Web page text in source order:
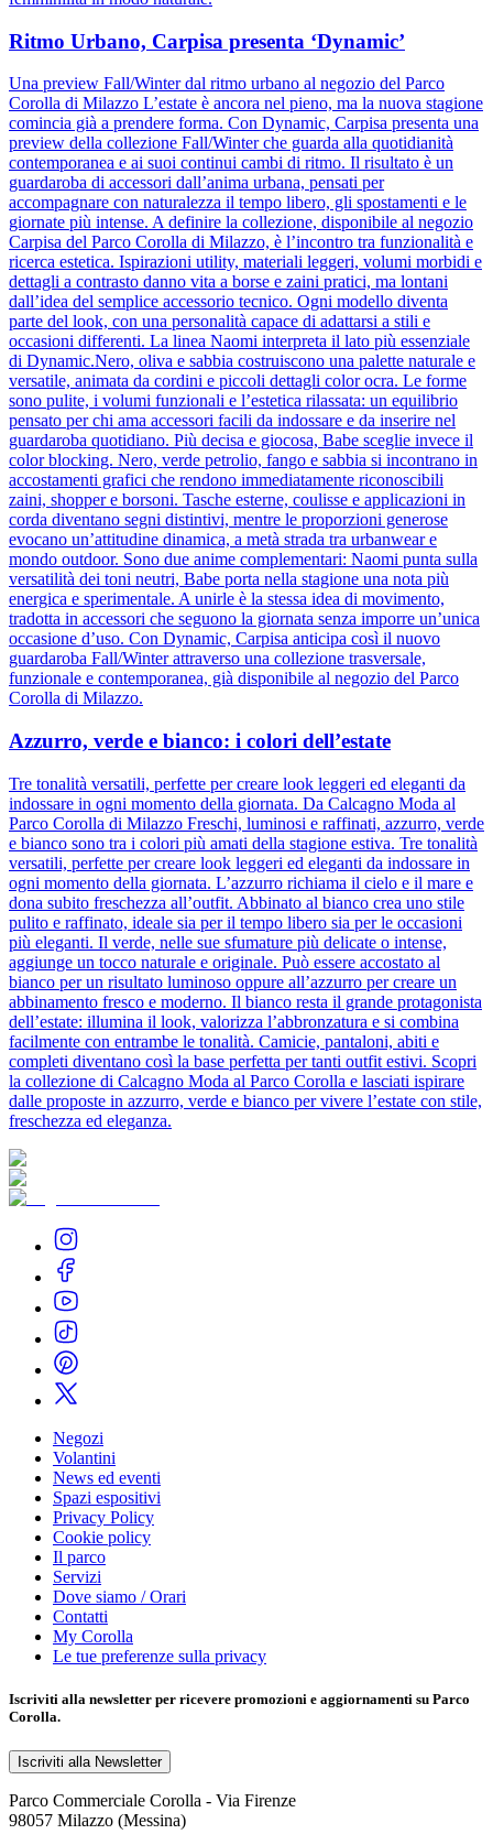
Ritmo Urbano, Carpisa presenta ‘Dynamic’
Una preview Fall/Winter dal ritmo urbano al negozio del Parco
Corolla di Milazzo L’estate è ancora nel pieno, ma la nuova stagione
comincia già a prendere forma. Con Dynamic, Carpisa presenta una
preview della collezione Fall/Winter che guarda alla quotidianità
contemporanea e ai suoi continui cambi di ritmo. Il risultato è un
guardaroba di accessori dall’anima urbana, pensati per
accompagnare con naturalezza il tempo libero, gli spostamenti e le
giornate più intense. A definire la collezione, disponibile al negozio
Carpisa del Parco Corolla di Milazzo, è l’incontro tra funzionalità e
ricerca estetica. Ispirazioni utility, materiali leggeri, volumi morbidi e
dettagli a contrasto danno vita a borse e zaini pratici, ma lontani
dall’idea del semplice accessorio tecnico. Ogni modello diventa
parte del look, con una personalità capace di adattarsi a stili e
occasioni differenti. La linea Naomi interpreta il lato più essenziale
di Dynamic.Nero, oliva e sabbia costruiscono una palette naturale e
versatile, animata da cordini e piccoli dettagli color ocra. Le forme
sono pulite, i volumi funzionali e l’estetica rilassata: un equilibrio
pensato per chi ama accessori facili da indossare e da inserire nel
guardaroba quotidiano. Più decisa e giocosa, Babe sceglie invece il
color blocking. Nero, verde petrolio, fango e sabbia si incontrano in
accostamenti grafici che rendono immediatamente riconoscibili
zaini, shopper e borsoni. Tasche esterne, coulisse e applicazioni in
corda diventano segni distintivi, mentre le proporzioni generose
evocano un’attitudine dinamica, a metà strada tra urbanwear e
mondo outdoor. Sono due anime complementari: Naomi punta sulla
versatilità dei toni neutri, Babe porta nella stagione una nota più
energica e sperimentale. A unirle è la stessa idea di movimento,
tradotta in accessori che seguono la giornata senza imporre un’unica
occasione d’uso. Con Dynamic, Carpisa anticipa così il nuovo
guardaroba Fall/Winter attraverso una collezione trasversale,
funzionale e contemporanea, già disponibile al negozio del Parco
Corolla di Milazzo.
Azzurro, verde e bianco: i colori dell’estate
Tre tonalità versatili, perfette per creare look leggeri ed eleganti da
indossare in ogni momento della giornata. Da Calcagno Moda al
Parco Corolla di Milazzo Freschi, luminosi e raffinati, azzurro, verde
e bianco sono tra i colori più amati della stagione estiva. Tre tonalità
versatili, perfette per creare look leggeri ed eleganti da indossare in
ogni momento della giornata. L’azzurro richiama il cielo e il mare e
dona subito freschezza all’outfit. Abbinato al bianco crea uno stile
pulito e raffinato, ideale sia per il tempo libero sia per le occasioni
più eleganti. Il verde, nelle sue sfumature più delicate o intense,
aggiunge un tocco naturale e originale. Può essere accostato al
bianco per un risultato luminoso oppure all’azzurro per creare un
abbinamento fresco e moderno. Il bianco resta il grande protagonista
dell’estate: illumina il look, valorizza l’abbronzatura e si combina
facilmente con entrambe le tonalità. Camicie, pantaloni, abiti e
completi diventano così la base perfetta per tanti outfit estivi. Scopri
la collezione di Calcagno Moda al Parco Corolla e lasciati ispirare
dalle proposte in azzurro, verde e bianco per vivere l’estate con stile,
freschezza ed eleganza.
Negozi
Volantini
News ed eventi
Spazi espositivi
Privacy Policy
Cookie policy
Il parco
Servizi
Dove siamo / Orari
Contatti
My Corolla
Le tue preferenze sulla privacy
Iscriviti alla newsletter per ricevere promozioni e aggiornamenti su Parco
Corolla.
Iscriviti alla Newsletter
Parco Commerciale Corolla - Via Firenze
98057 Milazzo (Messina)